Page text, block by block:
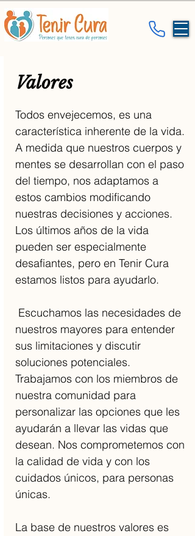
Valores
Todos envejecemos, es una
característica inherente de la vida.
A medida que nuestros cuerpos y
mentes se desarrollan con el paso
del tiempo, nos adaptamos a
estos cambios modificando
nuestras decisiones y acciones.
Los últimos años de la vida
pueden ser especialmente
desafiantes, pero en Tenir Cura
estamos listos para ayudarlo.
Escuchamos las necesidades de
nuestros mayores para entender
sus limitaciones y discutir
soluciones potenciales.
Trabajamos con los miembros de
nuestra comunidad para
personalizar las opciones que les
ayudarán a llevar las vidas que
desean. Nos comprometemos con
la calidad de vida y con los
cuidados únicos, para personas
únicas.
La base de nuestros valores es